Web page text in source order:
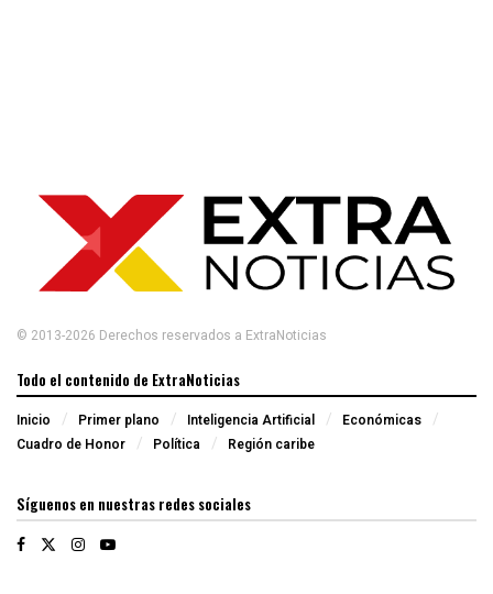
© 2013-2026 Derechos reservados a ExtraNoticias
Todo el contenido de ExtraNoticias
Inicio Primer plano Inteligencia Artificial
Económicas
Cuadro de Honor
Política Región caribe
Síguenos en nuestras redes sociales